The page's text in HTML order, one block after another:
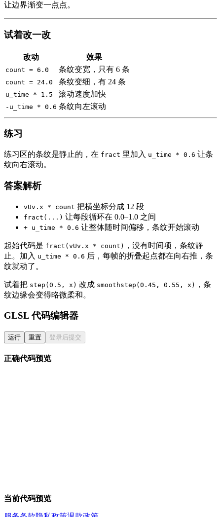
让边界渐变一点点。
试着改一改
改动 效果
count = 6.0 条纹变宽，只有 6 条
count = 24.0 条纹变细，有 24 条
u_time * 1.5 滚动速度加快
-u_time * 0.6 条纹向左滚动
练习
练习区的条纹是静止的，在 fract 里加入 u_time * 0.6 让条
纹向右滚动。
答案解析
vUv.x * count 把横坐标分成 12 段
fract(...) 让每段循环在 0.0–1.0 之间
+ u_time * 0.6 让整体随时间偏移，条纹开始滚动
起始代码是 fract(vUv.x * count)
，没有时间项，条纹静
止。加入 u_time * 0.6 后，每帧的折叠起点都在向右推，条
纹就动了。
试着把 step(0.5, x) 改成 smoothstep(0.45, 0.55, x)
，条
纹边缘会变得略微柔和。
GLSL 代码编辑器
运行 重置 登录后提交
正确代码预览
当前代码预览